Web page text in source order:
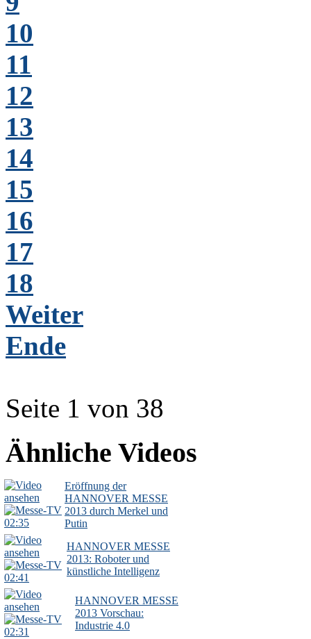
10
11
12
13
14
15
16
17
18
Weiter
Ende
Seite 1 von 38
Ähnliche Videos
02:35
Eröffnung der
HANNOVER MESSE
2013 durch Merkel und
Putin
02:41
HANNOVER MESSE
2013: Roboter und
künstliche Intelligenz
02:31
HANNOVER MESSE
2013 Vorschau:
Industrie 4.0